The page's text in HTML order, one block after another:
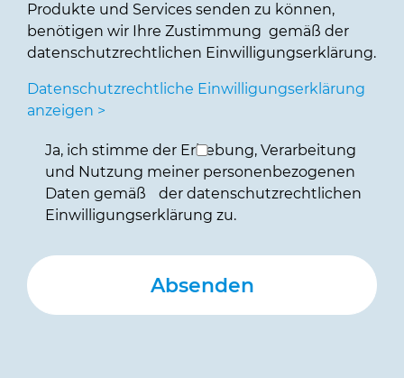
Produkte und Services senden zu können,
benötigen wir Ihre Zustimmung gemäß der
datenschutzrechtlichen Einwilligungserklärung.
Datenschutzrechtliche Einwilligungserklärung
anzeigen >
Ja, ich stimme der Erhebung, Verarbeitung
und Nutzung meiner personenbezogenen
Daten gemäß der datenschutzrechtlichen
Einwilligungserklärung zu.